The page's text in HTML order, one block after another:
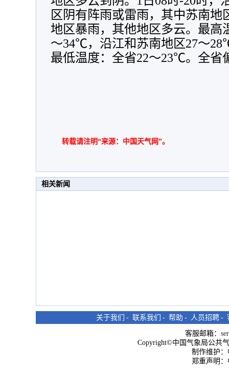
区阴有阵雨或雷雨，其中苏南地
地区暴雨，其他地区多云。最高
～34℃，沿江和苏南地区27～
最低温度：全省22～23℃。全省
转载请注明“来源：中国天气网”。
相关新闻
关于我们 - 联系我们 - 帮助 - 人员招聘 -
客服邮箱：
Copyright©中国气象局公共
制作维护
郑重声明